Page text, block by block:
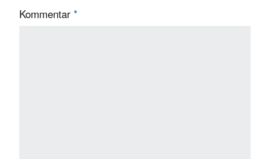
Kommentar *